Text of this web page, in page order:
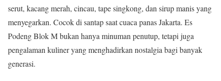
serut, kacang merah, cincau, tape singkong, dan sirup manis yang
menyegarkan. Cocok di santap saat cuaca panas Jakarta. Es
Podeng Blok M bukan hanya minuman penutup, tetapi juga
pengalaman kuliner yang menghadirkan nostalgia bagi banyak
generasi.